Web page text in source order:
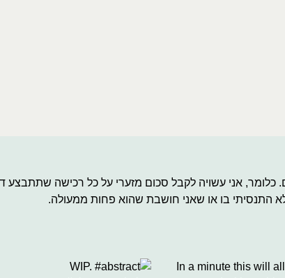
כלומר, אני עשויה לקבל סכום מזערי על כל רכישה
התנסיתי בו או שאני חושבת שהוא פחות ממעולה.
WIP. #abstract
problem with works in progress is that they ca